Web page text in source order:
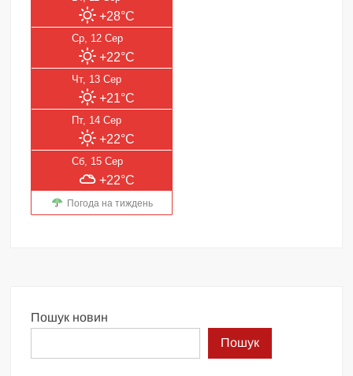
+28°C
Ср, 12 Сер
+22°C
Чт, 13 Сер
+21°C
Пт, 14 Сер
+22°C
Сб, 15 Сер
+22°C
Погода на тиждень
Пошук новин
Пошук